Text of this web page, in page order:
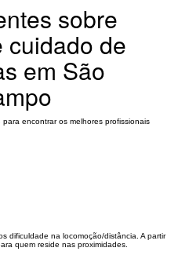
sobre
cuidado de
em São
encontrar os melhores profissionais
dificuldade na locomoção/distância. A partir
quem reside nas proximidades.